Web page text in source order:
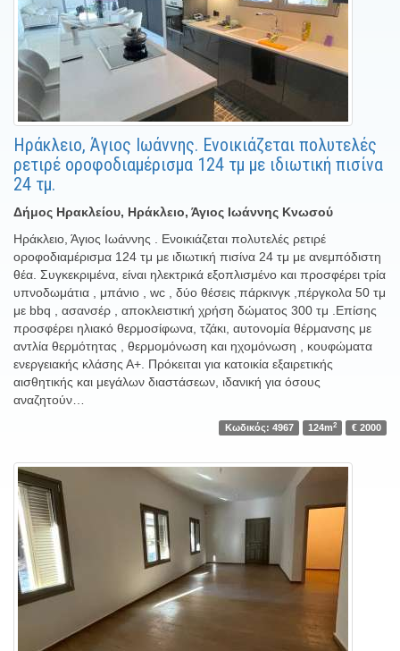
Ηράκλειο, Άγιος Ιωάννης. Ενοικιάζεται πολυτελές
ρετιρέ οροφοδιαμέρισμα 124 τμ με ιδιωτική πισίνα
24 τμ.
Δήμος Ηρακλείου, Ηράκλειο, Άγιος Ιωάννης Κνωσού
Ηράκλειο, Άγιος Ιωάννης . Ενοικιάζεται πολυτελές ρετιρέ
οροφοδιαμέρισμα 124 τμ με ιδιωτική πισίνα 24 τμ με ανεμπόδιστη
θέα. Συγκεκριμένα, είναι ηλεκτρικά εξοπλισμένο και προσφέρει τρία
υπνοδωμάτια , μπάνιο , wc , δύο θέσεις πάρκινγκ ,πέργκολα 50 τμ
με bbq , ασανσέρ , αποκλειστική χρήση δώματος 300 τμ .Επίσης
προσφέρει ηλιακό θερμοσίφωνα, τζάκι, αυτονομία θέρμανσης με
αντλία θερμότητας , θερμομόνωση και ηχομόνωση , κουφώματα
ενεργειακής κλάσης Α+. Πρόκειται για κατοικία εξαιρετικής
αισθητικής και μεγάλων διαστάσεων, ιδανική για όσους
αναζητούν…
Κωδικός: 4967 124m2 € 2000